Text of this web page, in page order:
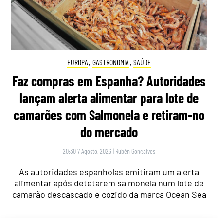
EUROPA, GASTRONOMIA , SAÚDE
Faz compras em Espanha? Autoridades
lançam alerta alimentar para lote de
camarões com Salmonela e retiram-no
do mercado
20:30 7 Agosto, 2026 | Rubén Gonçalves
As autoridades espanholas emitiram um alerta
alimentar após detetarem salmonela num lote de
camarão descascado e cozido da marca Ocean Sea